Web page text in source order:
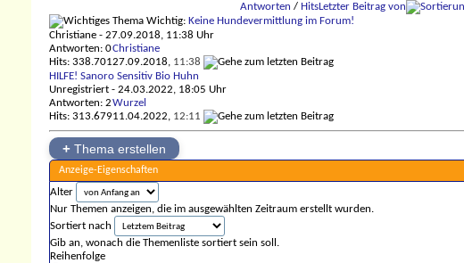
Antworten / HitsLetzter Beitrag von
Wichtig: Keine Hundevermittlung im Forum!
Christiane - 27.09.2018, 11:38 Uhr
Antworten: 0
Hits: 338.701
Christiane
27.09.2018, 11:38
HILFE! Sanoro Sensitiv Bio Huhn
Unregistriert - 24.03.2022, 18:05 Uhr
Antworten: 2
Hits: 313.679
Wurzel
11.04.2022, 12:11
+ Thema erstellen
Anzeige-Eigenschaften
Alter
Nur Themen anzeigen, die im ausgewählten Zeitraum erstellt wurden.
Sortiert nach
Gib an, wonach die Themenliste sortiert sein soll.
Reihenfolge